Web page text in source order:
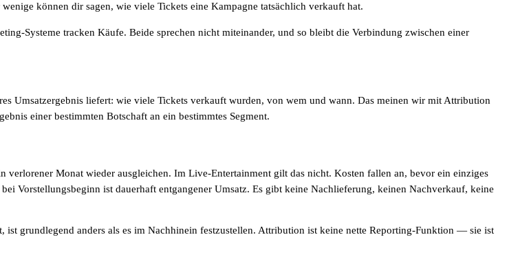
können dir sagen, wie viele Tickets eine Kampagne tatsächlich verkauft hat.
Systeme tracken Käufe. Beide sprechen nicht miteinander, und so bleibt die Verbindung zwischen einer
Umsatzergebnis liefert: wie viele Tickets verkauft wurden, von wem und wann. Das meinen wir mit Attribution
einer bestimmten Botschaft an ein bestimmtes Segment.
verlorener Monat wieder ausgleichen. Im Live-Entertainment gilt das nicht. Kosten fallen an, bevor ein einziges
Vorstellungsbeginn ist dauerhaft entgangener Umsatz. Es gibt keine Nachlieferung, keinen Nachverkauf, keine
ist grundlegend anders als es im Nachhinein festzustellen. Attribution ist keine nette Reporting-Funktion — sie ist